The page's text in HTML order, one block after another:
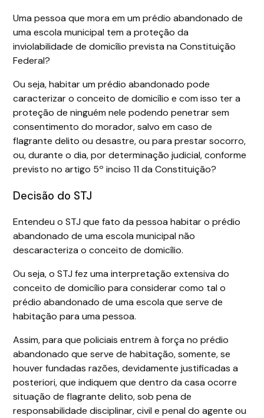
Uma pessoa que mora em um prédio abandonado de
uma escola municipal tem a proteção da
inviolabilidade de domicílio prevista na Constituição
Federal?
Ou seja, habitar um prédio abandonado pode
caracterizar o conceito de domicílio e com isso ter a
proteção de ninguém nele podendo penetrar sem
consentimento do morador, salvo em caso de
flagrante delito ou desastre, ou para prestar socorro,
ou, durante o dia, por determinação judicial, conforme
previsto no artigo 5º inciso 11 da Constituição?
Decisão do STJ
Entendeu o STJ que fato da pessoa habitar o prédio
abandonado de uma escola municipal não
descaracteriza o conceito de domicílio.
Ou seja, o STJ fez uma interpretação extensiva do
conceito de domicílio para considerar como tal o
prédio abandonado de uma escola que serve de
habitação para uma pessoa.
Assim, para que policiais entrem à força no prédio
abandonado que serve de habitação, somente, se
houver fundadas razões, devidamente justificadas a
posteriori, que indiquem que dentro da casa ocorre
situação de flagrante delito, sob pena de
responsabilidade disciplinar, civil e penal do agente ou